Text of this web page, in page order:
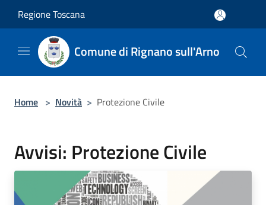
Regione Toscana
Comune di Rignano sull'Arno
Home > Novità > Protezione Civile
Avvisi: Protezione Civile